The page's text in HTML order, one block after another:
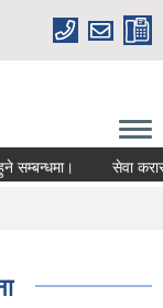
सेवा करारमा